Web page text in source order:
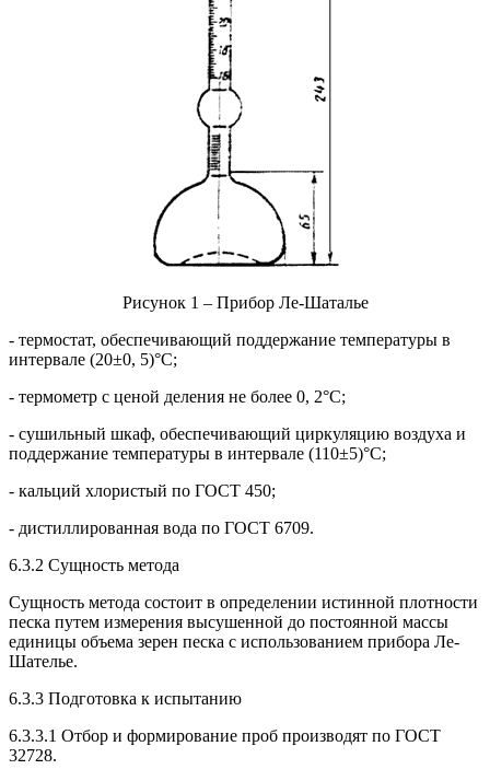
Рисунок 1 – Прибор Ле-Шаталье
- термостат, обеспечивающий поддержание температуры в
интервале (20±0, 5)°C;
- термометр с ценой деления не более 0, 2°С;
- сушильный шкаф, обеспечивающий циркуляцию воздуха и
поддержание температуры в интервале (110±5)°C;
- кальций хлористый по ГОСТ 450;
- дистиллированная вода по ГОСТ 6709.
6.3.2 Сущность метода
Сущность метода состоит в определении истинной плотности
песка путем измерения высушенной до постоянной массы
единицы объема зерен песка с использованием прибора Ле-
Шателье.
6.3.3 Подготовка к испытанию
6.3.3.1 Отбор и формирование проб производят по ГОСТ
32728.